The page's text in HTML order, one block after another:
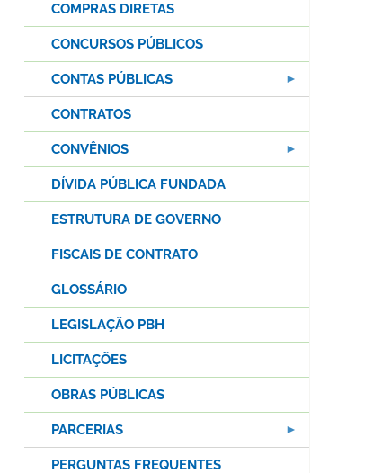
COMPRAS DIRETAS
CONCURSOS PÚBLICOS
CONTAS PÚBLICAS
CONTRATOS
CONVÊNIOS
DÍVIDA PÚBLICA FUNDADA
ESTRUTURA DE GOVERNO
FISCAIS DE CONTRATO
GLOSSÁRIO
LEGISLAÇÃO PBH
LICITAÇÕES
OBRAS PÚBLICAS
PARCERIAS
PERGUNTAS FREQUENTES